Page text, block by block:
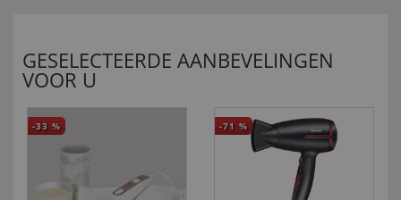
GESELECTEERDE AANBEVELINGEN
VOOR U
-33 % -71 %